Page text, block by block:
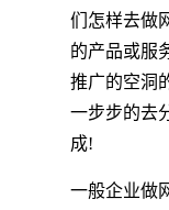
们怎样去做
的产品或服
推广的空洞
一步步的去
成!
一般企业做